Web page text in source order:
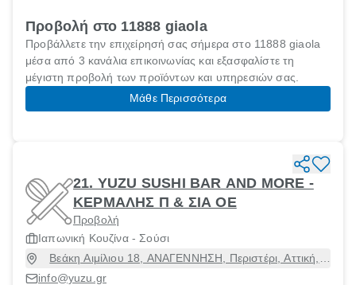
Προβολή στο 11888 giaola
Προβάλλετε την επιχείρησή σας σήμερα στο 11888 giaola
μέσα από 3 κανάλια επικοινωνίας και εξασφαλίστε τη
μέγιστη προβολή των προϊόντων και υπηρεσιών σας.
Μάθε Περισσότερα
21. YUZU SUSHI BAR AND MORE -
ΚΕΡΜΑΛΗΣ Π & ΣΙΑ ΟΕ
Προβολή
Ιαπωνική Κουζίνα - Σούσι
Βεάκη Αιμίλιου 18, ΑΝΑΓΕΝΝΗΣΗ, Περιστέρι, Αττική,
info@yuzu.gr